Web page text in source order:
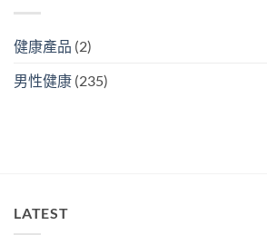
健康產品 (2)
男性健康 (235)
LATEST